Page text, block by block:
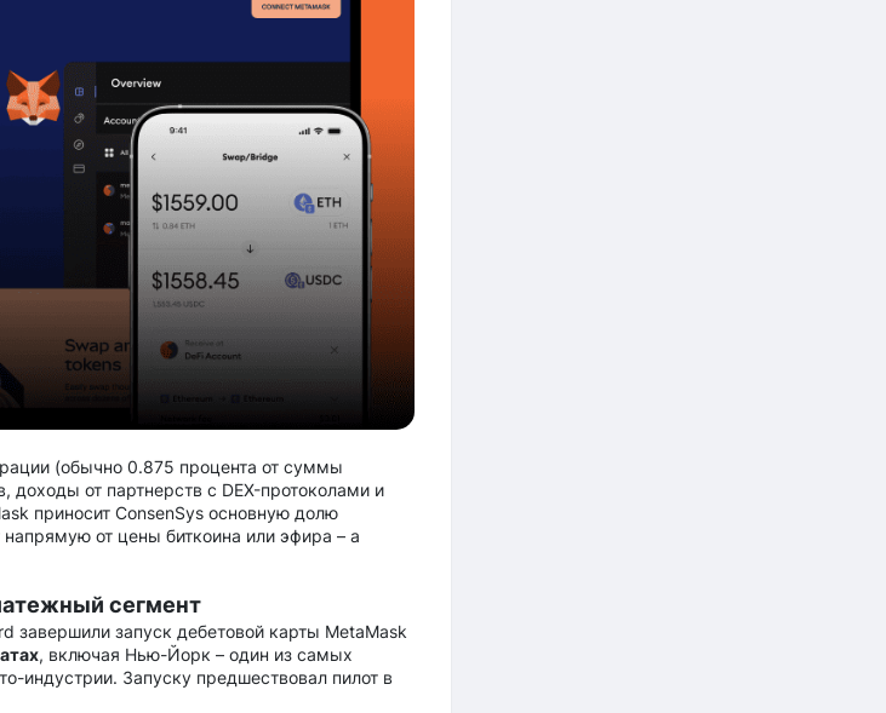
(обычно 0.875 процента от суммы
от партнерств с DEX-протоколами и
приносит ConsenSys основную долю
от цены биткоина или эфира – а
сегмент
завершили запуск дебетовой карты MetaMask
, включая Нью-Йорк – один из самых
индустрии. Запуску предшествовал пилот в